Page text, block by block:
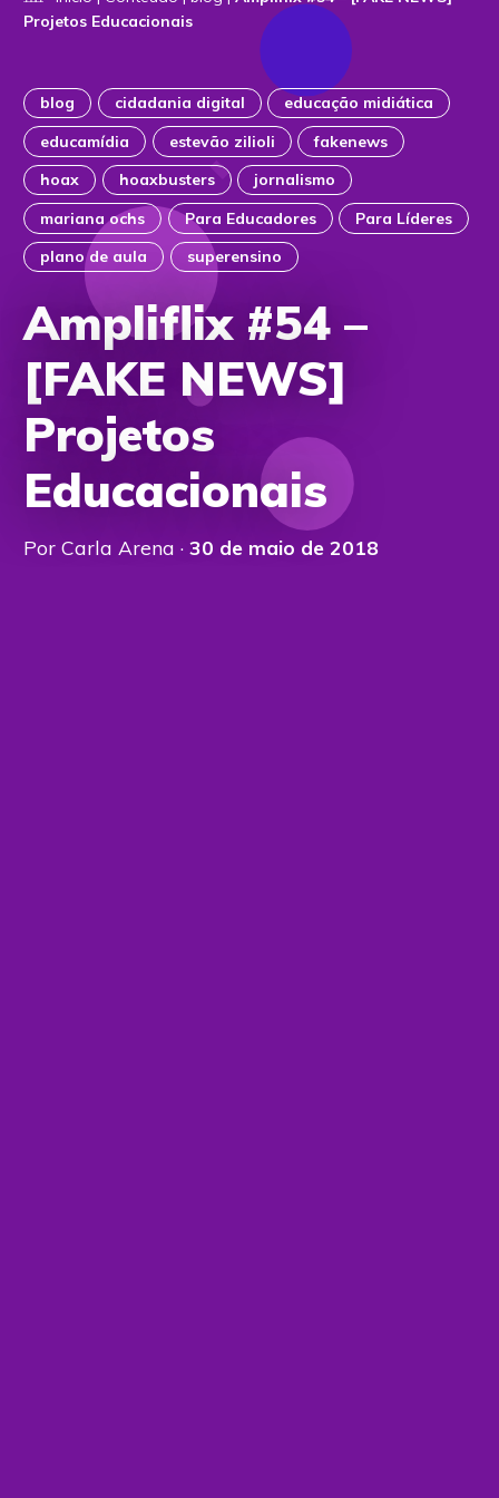
Projetos Educacionais
blog cidadania digital
educação midiática
educamídia
estevão zilioli
fakenews
hoax
hoaxbusters
jornalismo
mariana ochs
Para Educadores
Para Líderes
plano de aula
superensino
Ampliflix #54 –
[FAKE NEWS]
Projetos
Educacionais
Por Carla Arena · 30 de maio de 2018